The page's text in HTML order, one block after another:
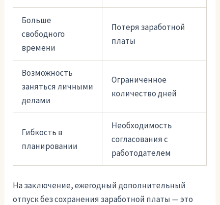
Больше
свободного
времени
Потеря заработной
платы
Возможность
заняться личными
делами
Ограниченное
количество дней
Гибкость в
планировании
Необходимость
согласования с
работодателем
На заключение, ежегодный дополнительный
отпуск без сохранения заработной платы — это